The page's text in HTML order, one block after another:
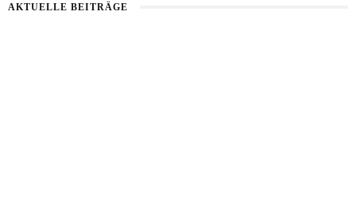
AKTUELLE BEITRÄGE